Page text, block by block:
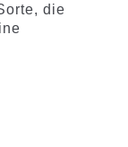
die